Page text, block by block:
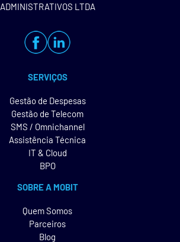
ADMINISTRATIVOS LTDA
SERVIÇOS
Gestão de Despesas
Gestão de Telecom
SMS / Omnichannel
Assistência Técnica
IT & Cloud
BPO
SOBRE A MOBIT
Quem Somos
Parceiros
Blog